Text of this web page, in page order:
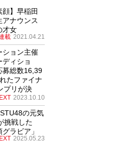
顔】早稲田
アナウンス
才女
載 2021.04.21
ション主催
ィショ
募総数16,39
たファイナ
プリが決
2023.10.10
の元気
挑戦した
ラビア」
2025.05.23